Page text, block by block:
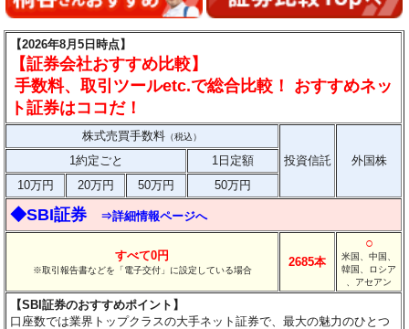
【2026年8月5日時点】
【証券会社おすすめ比較】
手数料、取引ツールetc.で総合比較！ おすすめネッ
ト証券はココだ！
株式売買手数料 （税込）
投資信託 外国株
1約定ごと
1日定額
10万円
20万円 50万円 50万円
◆SBI証券 ⇒詳細情報ページへ
すべて0円
※取引報告書などを「電子交付」に設定している場合
2685本
○
米国、中国、
韓国、ロシア
、アセアン
【SBI証券のおすすめポイント】
口座数では業界トップクラスの大手ネット証券で、最大の魅力のひとつ